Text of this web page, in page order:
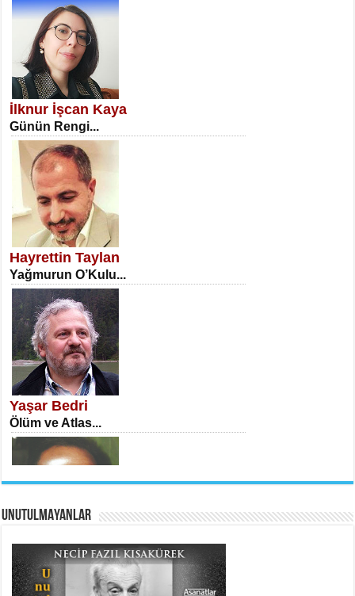
SATILMIŞ ÜMİT ÇETİNKAYA
Erkenlik...
NECLA DİLEK ARSLAN
Öğretmenler Günü Mahkemesi...
İSA KARATEPE
Ekranlar Arasında Kaybolan İnsan...
AHMET URFALI
Tahlil Denemesi...
İlknur İşcan Kaya
Günün Rengi...
Hayrettin Taylan
Yağmurun O’Kulu...
Yaşar Bedri
Ölüm ve Atlas...
Necati Sarıca
Ben Kader Vurgunuyum Maria...
UNUTULMAYANLAR